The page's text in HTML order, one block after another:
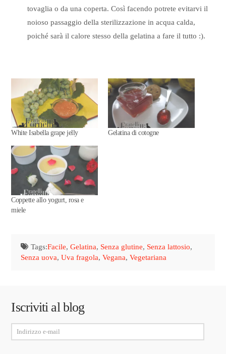
tovaglia o da una coperta. Così facendo potrete evitarvi il
noioso passaggio della sterilizzazione in acqua calda,
poiché sarà il calore stesso della gelatina a fare il tutto :).
White Isabella grape jelly Gelatina di cotogne
Coppette allo yogurt, rosa e
miele
Tags:Facile, Gelatina, Senza glutine, Senza lattosio,
Senza uova,Uva fragola,Vegana,Vegetariana
Iscriviti al blog
Indirizzo
e-